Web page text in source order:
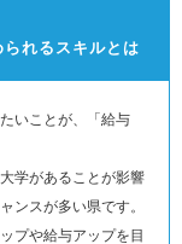
れるスキルとは
いことが、「給与
学があることが影響
ンスが多い県です。
プや給与アップを目